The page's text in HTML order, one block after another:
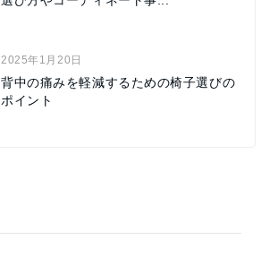
2025年1月20日
背中の痛みを軽減するための椅子選びの
ポイント